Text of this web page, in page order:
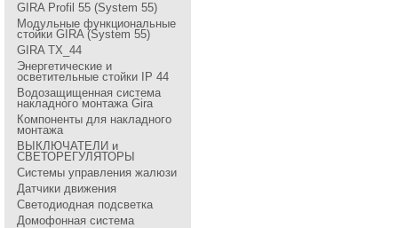
GIRA Profil 55 (System 55)
Модульные функциональные
стойки GIRA (System 55)
GIRA TX_44
Энергетические и
осветительные стойки IP 44
Водозащищенная система
накладного монтажа Gira
Компоненты для накладного
монтажа
ВЫКЛЮЧАТЕЛИ и
СВЕТОРЕГУЛЯТОРЫ
Системы управления жалюзи
Датчики движения
Светодиодная подсветка
Домофонная система